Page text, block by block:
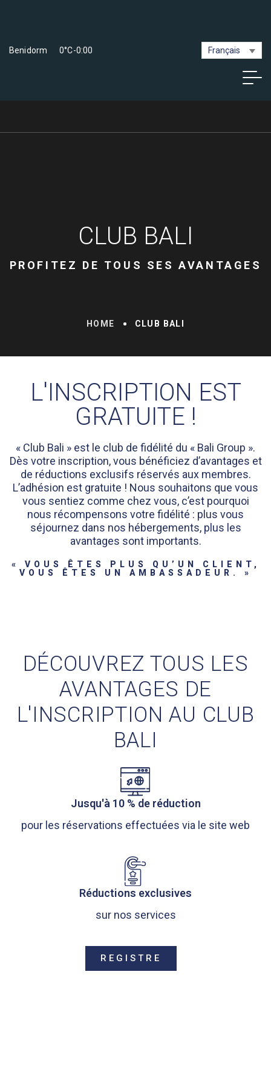
Benidorm 0°C-0:00 Français
CLUB BALI
PROFITEZ DE TOUS SES AVANTAGES
HOME CLUB BALI
L'INSCRIPTION EST
GRATUITE !
« Club Bali » est le club de fidélité du « Bali Group ».
Dès votre inscription, vous bénéficiez d’avantages et
de réductions exclusifs réservés aux membres.
L’adhésion est gratuite ! Nous souhaitons que vous
vous sentiez comme chez vous, c’est pourquoi
nous récompensons votre fidélité : plus vous
séjournez dans nos hébergements, plus les
avantages sont importants.
« VOUS ÊTES PLUS QU’UN CLIENT,
VOUS ÊTES UN AMBASSADEUR. »
DÉCOUVREZ TOUS LES
AVANTAGES DE
L'INSCRIPTION AU CLUB
BALI
Jusqu'à 10 % de réduction
pour les réservations effectuées via le site web
Réductions exclusives
sur nos services
REGISTRE